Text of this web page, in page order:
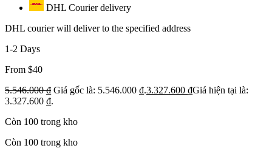
DHL Courier delivery
DHL courier will deliver to the specified address
1-2 Days
From $40
5.546.000₫ Giá gốc là: 5.546.000 ₫.3.327.600 ₫Giá hiện tại là:
3.327.600 ₫.
Còn 100 trong kho
Còn 100 trong kho